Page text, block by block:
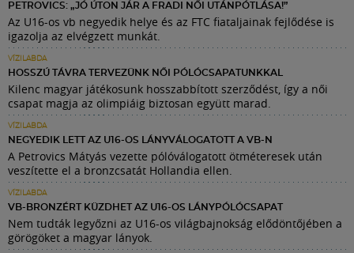
PETROVICS: „JÓ ÚTON JÁR A FRADI NŐI UTÁNPÓTLÁSA!”
Az U16-os vb negyedik helye és az FTC fiataljainak fejlődése is
igazolja az elvégzett munkát.
VÍZILABDA
HOSSZÚ TÁVRA TERVEZÜNK NŐI PÓLÓCSAPATUNKKAL
Kilenc magyar játékosunk hosszabbított szerződést, így a női
csapat magja az olimpiáig biztosan együtt marad.
VÍZILABDA
NEGYEDIK LETT AZ U16-OS LÁNYVÁLOGATOTT A VB-N
A Petrovics Mátyás vezette pólóválogatott ötméteresek után
veszítette el a bronzcsatát Hollandia ellen.
VÍZILABDA
VB-BRONZÉRT KÜZDHET AZ U16-OS LÁNYPÓLÓCSAPAT
Nem tudták legyőzni az U16-os világbajnokság elődöntőjében a
görögöket a magyar lányok.